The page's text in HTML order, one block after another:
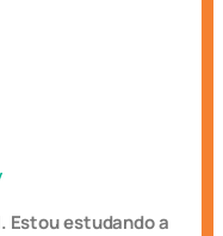
Estou estudando a